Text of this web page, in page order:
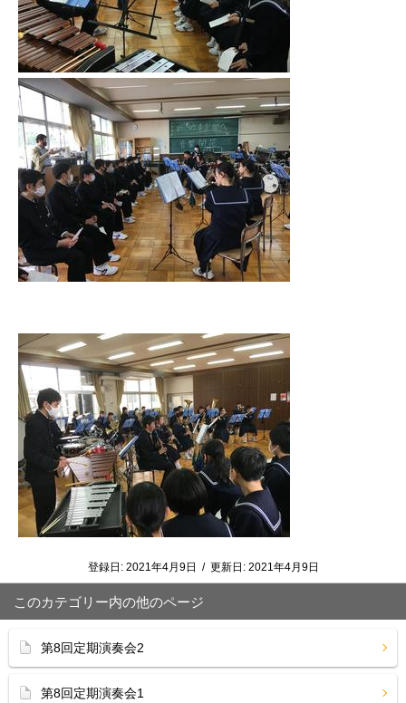
登録日: 2021年4月9日 / 更新日: 2021年4月9日
このカテゴリー内の他のページ
第8回定期演奏会2
第8回定期演奏会1